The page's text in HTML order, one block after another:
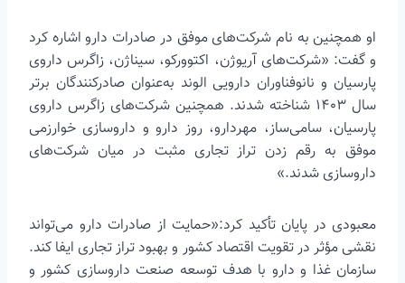
او همچنین به نام شرکت‌های موفق در صادرات دارو اشاره کرد
و گفت: «شرکت‌های آریوژن، اکتوورکو، سیناژن، زاگرس داروی
پارسیان و نانوفناوران دارویی الوند به‌عنوان صادرکنندگان برتر
سال ۱۴۰۳ شناخته شدند. همچنین شرکت‌های زاگرس داروی
پارسیان، سامی‌ساز، مهردارو، روز دارو و داروسازی خوارزمی
موفق به رقم زدن تراز تجاری مثبت در میان شرکت‌های
داروسازی شدند.»
معبودی در پایان تأکید کرد:«حمایت از صادرات دارو می‌تواند
نقشی مؤثر در تقویت اقتصاد کشور و بهبود تراز تجاری ایفا کند.
سازمان غذا و دارو با هدف توسعه صنعت داروسازی کشور و